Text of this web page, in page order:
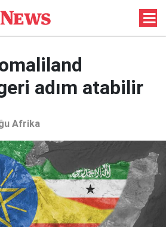
adım atabilir
Afrika